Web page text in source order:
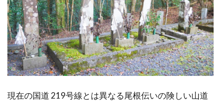
現在の国道 219号線とは異なる尾根伝いの険しい山道